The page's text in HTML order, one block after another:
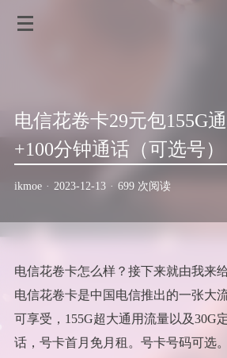
电信花卷卡29元包155G
+100分钟通话（可选号）
ikmoe · 2023-12-13 · 699 次阅读
电信花卷卡怎么样？接下来就由我来
电信花卷卡是中国电信推出的一张大
可享受，155G超大通用流量以及30G
话，号卡首月免月租。号卡号码可选